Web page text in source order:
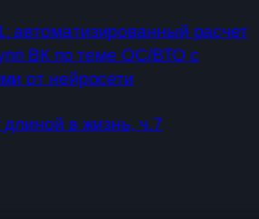
расчет
ВК по теме ОС/ВТО с
от нейросети
в жизнь, ч.7